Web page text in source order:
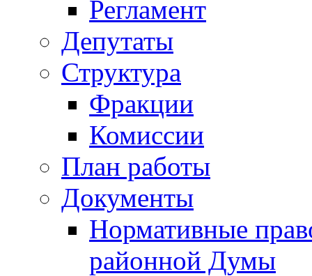
Регламент
Депутаты
Структура
Фракции
Комиссии
План работы
Документы
Нормативные
районной Думы